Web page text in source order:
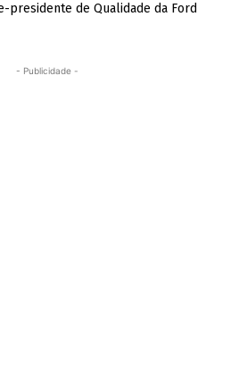
presidente de Qualidade da Ford
- Publicidade -